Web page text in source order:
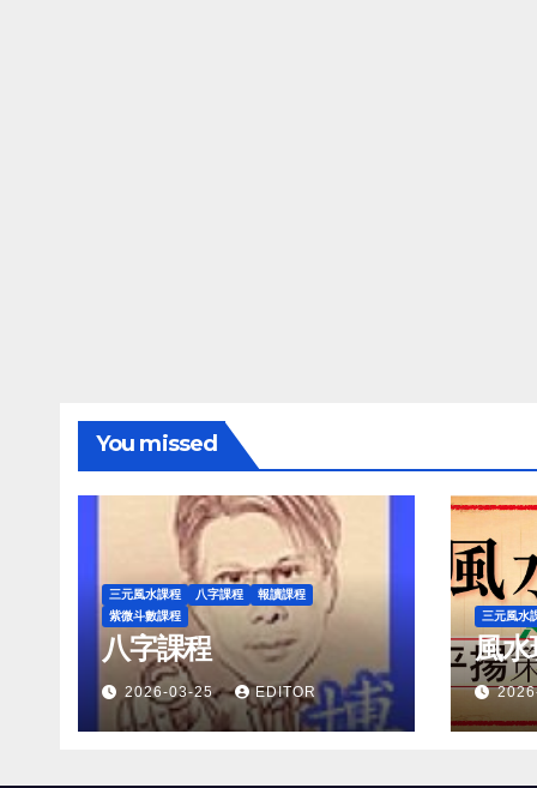
You missed
三元風水課程 八字課程
報讀課程
紫微斗數課程
八字課程
2026-03-25 EDITOR
三元風水
風水